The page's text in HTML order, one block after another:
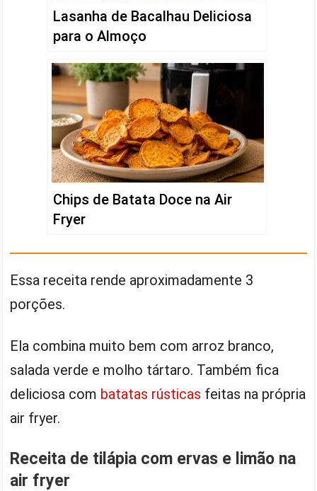
Lasanha de Bacalhau Deliciosa
para o Almoço
Chips de Batata Doce na Air
Fryer
Essa receita rende aproximadamente 3
porções.
Ela combina muito bem com arroz branco,
salada verde e molho tártaro. Também fica
deliciosa com batatas rústicas feitas na própria
air fryer.
Receita de tilápia com ervas e limão na
air fryer